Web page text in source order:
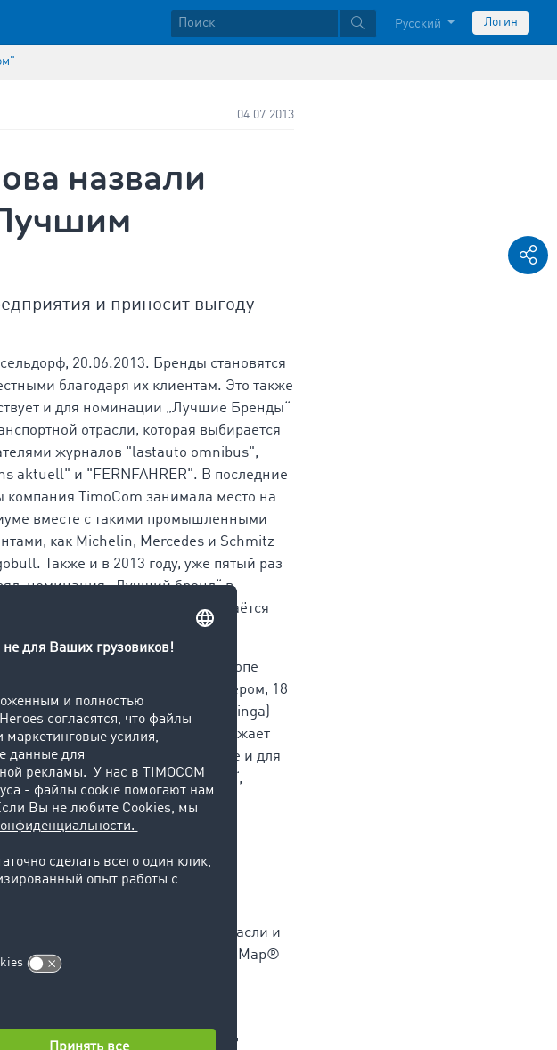
Русский Логин
04.07.2013
назвали
и приносит выгоду
20.06.2013. Бренды становятся
благодаря их клиентам. Это также
и для номинации „Лучшие Бренды“
отрасли, которая выбирается
журналов "lastauto omnibus",
aktuell" и "FERNFAHRER". В последние
компания TimoCom занимала место на
вместе с такими промышленными
как Michelin, Mercedes и Schmitz
Также и в 2013 году, уже пятый раз
номинация „Лучший бренд“ в
"Транспортная биржа" достаётся
Стоимость лидирующей в Европе
еще больше выросла. Так как вечером, 18
Кристоф Теcинга (Christof Thesinga)
„Этот знак отличия вновь отражает
для нашего имиджа, но также и для
бизнес на наших платформах“,
в разработку инновационных
участников транспортной отрасли и
TimoCom пополнила TC eMap®
непосредственно читателями,